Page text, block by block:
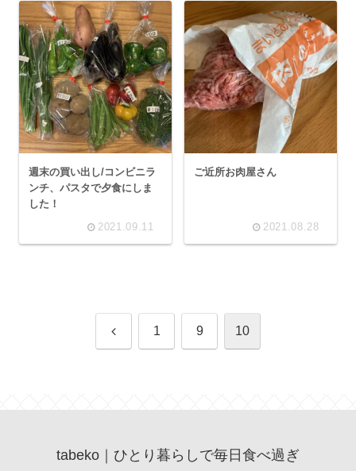
週末の買い出し/コンビニラ
ンチ、パスタで夕食にしま
した！
2021.09.11
ご近所お肉屋さん
2021.08.28
前 1 9 10
tabeko｜ひとり暮らしで毎日食べ過ぎ